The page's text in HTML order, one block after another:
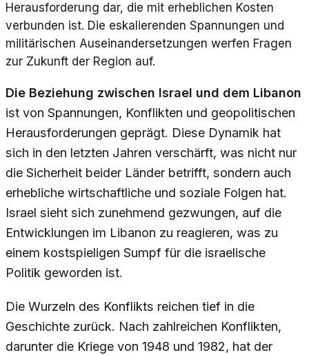
Herausforderung dar, die mit erheblichen Kosten
verbunden ist. Die eskalierenden Spannungen und
militärischen Auseinandersetzungen werfen Fragen
zur Zukunft der Region auf.
Die Beziehung zwischen Israel und dem Libanon
ist von Spannungen, Konflikten und geopolitischen
Herausforderungen geprägt. Diese Dynamik hat
sich in den letzten Jahren verschärft, was nicht nur
die Sicherheit beider Länder betrifft, sondern auch
erhebliche wirtschaftliche und soziale Folgen hat.
Israel sieht sich zunehmend gezwungen, auf die
Entwicklungen im Libanon zu reagieren, was zu
einem kostspieligen Sumpf für die israelische
Politik geworden ist.
Die Wurzeln des Konflikts reichen tief in die
Geschichte zurück. Nach zahlreichen Konflikten,
darunter die Kriege von 1948 und 1982, hat der